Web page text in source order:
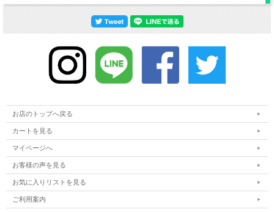
・難易度 低
・10～11月に結実
・鉢植えは根詰まりに注意
お店のトップへ戻る
カートを見る
マイページへ
お客様の声を見る
お気に入りリストを見る
ご利用案内